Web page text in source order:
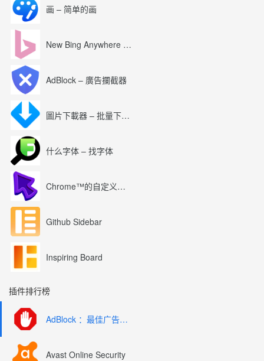
画 – 简单的画
New Bing Anywhere (Bing Chat GPT-4)
AdBlock – 廣告攔截器
圖片下載器 – 批量下載圖片
什么字体 – 找字体
Chrome™的自定义光标
Github Sidebar
Inspiring Board
插件排行榜
AdBlock ：最佳广告拦截工具
Avast Online Security